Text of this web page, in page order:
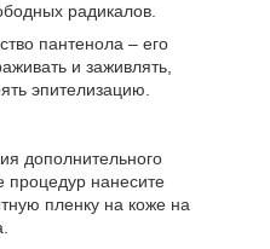
радикалов.
пантенола – его
и заживлять,
эпителизацию.
дополнительного
нанесите
пленку на коже на